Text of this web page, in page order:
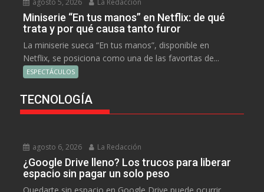
agosto 5, 2026 La Redacción
Miniserie “En tus manos” en Netflix: de qué
trata y por qué causa tanto furor
La miniserie sueca “En tus manos”, disponible en
Netflix, se posiciona como una de las favoritas de...
ESPECTÁCULOS
TECNOLOGÍA
agosto 6, 2026 La Redacción
¿Google Drive lleno? Los trucos para liberar
espacio sin pagar un solo peso